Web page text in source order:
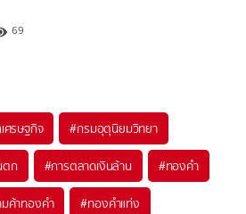
69
ศรษฐกิจ #กรมอุตุนิยมวิทยา
ก #การตลาดเงินล้าน #ทองคำ
ค้าทองคำ #ทองคำแท่ง